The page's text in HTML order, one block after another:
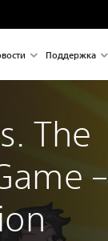
Поддержка
The
–